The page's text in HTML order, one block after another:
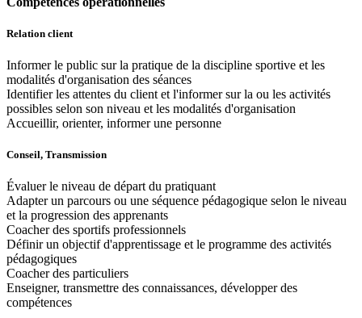
Relation client
Informer le public sur la pratique de la discipline sportive et les
modalités d'organisation des séances
Identifier les attentes du client et l'informer sur la ou les activités
possibles selon son niveau et les modalités d'organisation
Accueillir, orienter, informer une personne
Conseil, Transmission
Évaluer le niveau de départ du pratiquant
Adapter un parcours ou une séquence pédagogique selon le niveau
et la progression des apprenants
Coacher des sportifs professionnels
Définir un objectif d'apprentissage et le programme des activités
pédagogiques
Coacher des particuliers
Enseigner, transmettre des connaissances, développer des
compétences